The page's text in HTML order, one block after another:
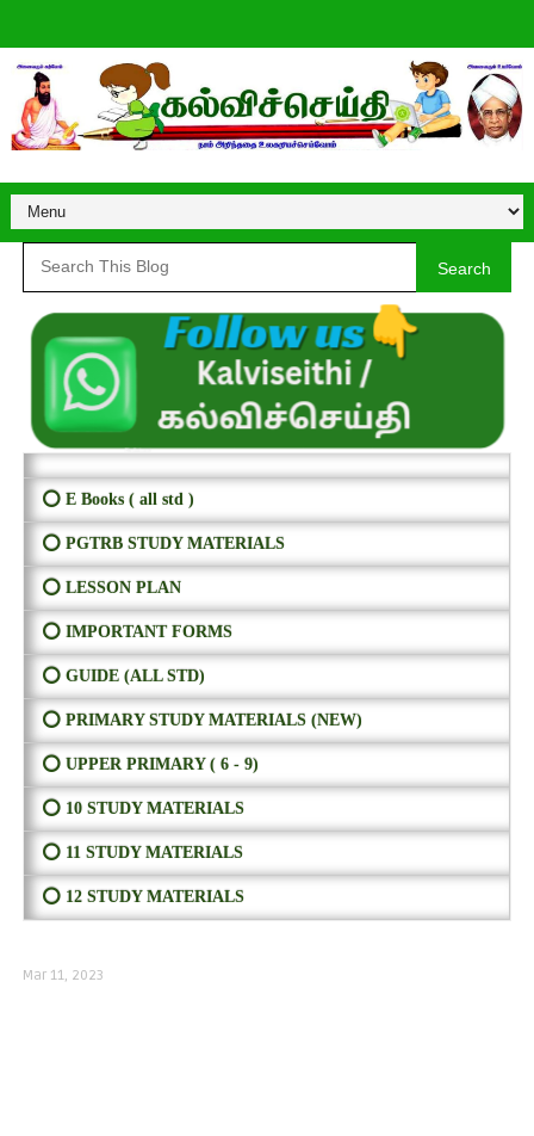
Search
⭕ E Books ( all std )
⭕ PGTRB STUDY MATERIALS
⭕ LESSON PLAN
⭕ IMPORTANT FORMS
⭕ GUIDE (ALL STD)
⭕ PRIMARY STUDY MATERIALS (NEW)
⭕ UPPER PRIMARY ( 6 - 9)
⭕ 10 STUDY MATERIALS
⭕ 11 STUDY MATERIALS
⭕ 12 STUDY MATERIALS
Mar 11, 2023